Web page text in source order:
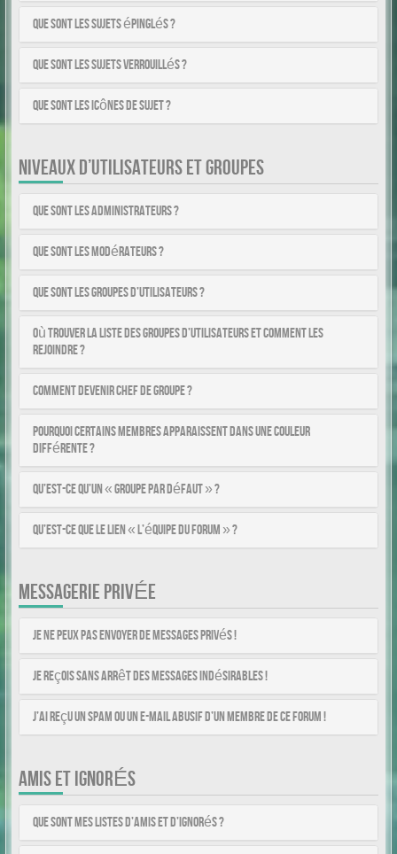
Que sont les sujets épinglés ?
Que sont les sujets verrouillés ?
Que sont les icônes de sujet ?
NIVEAUX D’UTILISATEURS ET GROUPES
Que sont les administrateurs ?
Que sont les modérateurs ?
Que sont les groupes d’utilisateurs ?
Où trouver la liste des groupes d’utilisateurs et comment les
rejoindre ?
Comment devenir chef de groupe ?
Pourquoi certains membres apparaissent dans une couleur
différente ?
Qu’est-ce qu’un « Groupe par défaut » ?
Qu’est-ce que le lien « L’équipe du forum » ?
MESSAGERIE PRIVÉE
Je ne peux pas envoyer de messages privés !
Je reçois sans arrêt des messages indésirables !
J’ai reçu un spam ou un e-mail abusif d’un membre de ce forum !
AMIS ET IGNORÉS
Que sont mes listes d’amis et d’ignorés ?